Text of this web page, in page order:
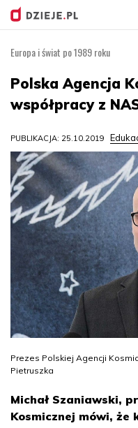
Europa i świat po 1989 roku
Polska Agencja
współpracy z
PUBLIKACJA: 25.10.2019
Prezes Polskiej Agencji
Pietruszka
Michał Szaniawski,
Kosmicznej mówi, że